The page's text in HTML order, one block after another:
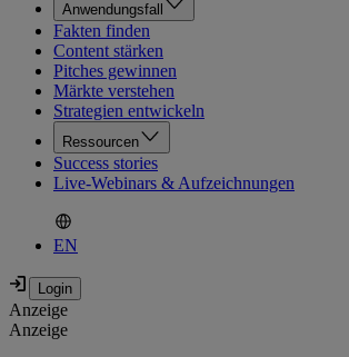
Anwendungsfall
Fakten finden
Content stärken
Pitches gewinnen
Märkte verstehen
Strategien entwickeln
Ressourcen
Success stories
Live-Webinars & Aufzeichnungen
EN
Anzeige
Anzeige